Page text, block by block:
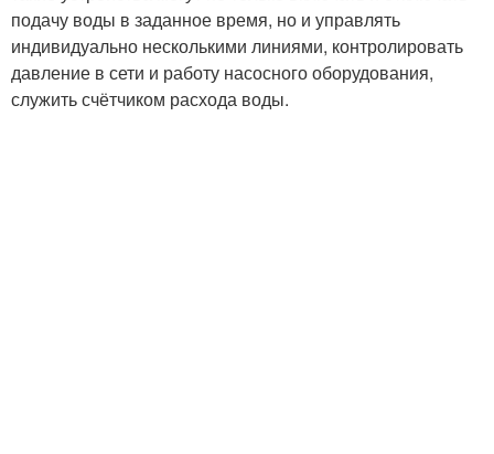
подачу воды в заданное время, но и управлять
индивидуально несколькими линиями, контролировать
давление в сети и работу насосного оборудования,
служить счётчиком расхода воды.